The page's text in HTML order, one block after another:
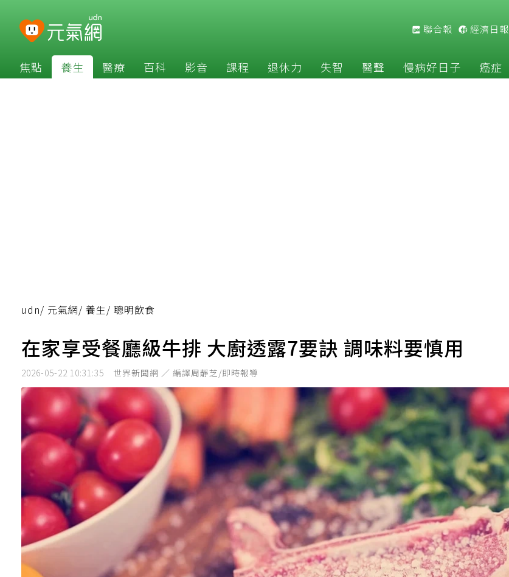
聯合報 經濟日報
焦點 養生 醫療 百科 影音 課程 退休力 失智 醫聲 慢病好日子 癌症
udn/ 元氣網/ 養生/ 聰明飲食
在家享受餐廳級牛排 大廚透露7要訣 調味料要慎用
2026-05-22 10:31:35 世界新聞網 ／ 編譯周靜芝/即時報導